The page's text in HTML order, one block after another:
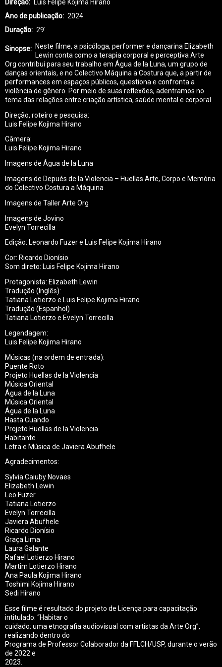
Direção
Luis Felipe Kojima Hirano
Ano de publicação
2024
Duração
29'
Sinopse
Neste filme, a psicóloga, performer e dançarina Elizabeth
Lewin conta como a terapia corporal e perceptiva Arte
Org contribui para seu trabalho em Água de la Luna, um grupo de
danças orientais, e no Colectivo Máquina a Costura que, a partir de
performances em espaços públicos, questiona e confronta a
violência de gênero. Por meio de suas reflexões, adentramos no
tema das relações entre criação artística, saúde mental e corporal.
Direção, roteiro e pesquisa:
Luis Felipe Kojima Hirano
Câmera:
Luis Felipe Kojima Hirano
Imagens de Água de la Luna
Imagens de Depués de la Violencia – Huellas Arte, Corpo e Memória
do Colectivo Costura a Máquina
Imagens de Taller Arte Org
Imagens de Jovino
Evelyn Torrecilla
Edição: Leonardo Fuzer e Luis Felipe Kojima Hirano
Cor: Ricardo Dionísio
Som direto: Luis Felipe Kojima Hirano
Protagonista: Elizabeth Lewin
Tradução (Inglês):
Tatiana Lotierzo e Luis Felipe Kojima Hirano
Tradução (Espanhol)
Tatiana Lotierzo e Evelyn Torrecilla
Legendagem:
Luis Felipe Kojima Hirano
Músicas (na ordem de entrada):
Puente Roto
Projeto Huellas de la Violencia
Música Oriental
Água de la Luna
Música Oriental
Água de la Luna
Hasta Cuando
Projeto Huellas de la Violencia
Habitante
Letra e Música de Javiera Abufhele
Agradecimentos:
Sylvia Caiuby Novaes
Elizabeth Lewin
Leo Fuzer
Tatiana Lotierzo
Evelyn Torrecilla
Javiera Abufhele
Ricardo Dionísio
Graça Lima
Laura Galante
Rafael Lotierzo Hirano
Martim Lotierzo Hirano
Ana Paula Kojima Hirano
Toshimi Kojima Hirano
Sedi Hirano
Esse filme é resultado do projeto de Licença para capacitação
intitulado: “Habitar o
cuidado: uma etnografia audiovisual com artistas da Arte Org”,
realizando dentro do
Programa de Professor Colaborador da FFLCH/USP, durante o verão
de 2022 e
2023.